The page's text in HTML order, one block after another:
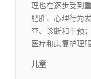
理也在逐步受到
肥胖、心理行为
查、诊断和干预
医疗和康复护理
儿童